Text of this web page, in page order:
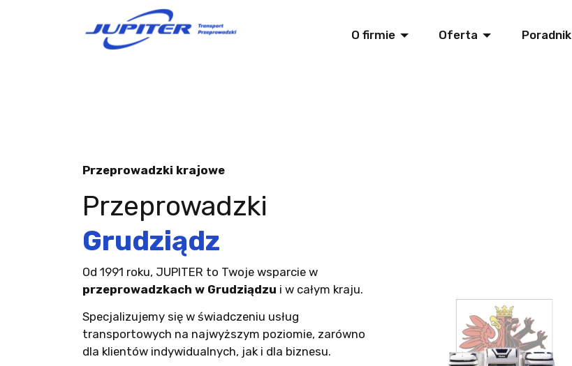
O firmie Oferta Poradnik
Przeprowadzki krajowe
Przeprowadzki
Grudziądz
Od 1991 roku, JUPITER to Twoje wsparcie w
przeprowadzkach w Grudziądzu i w całym kraju.
Specjalizujemy się w świadczeniu usług
transportowych na najwyższym poziomie, zarówno
dla klientów indywidualnych, jak i dla biznesu.